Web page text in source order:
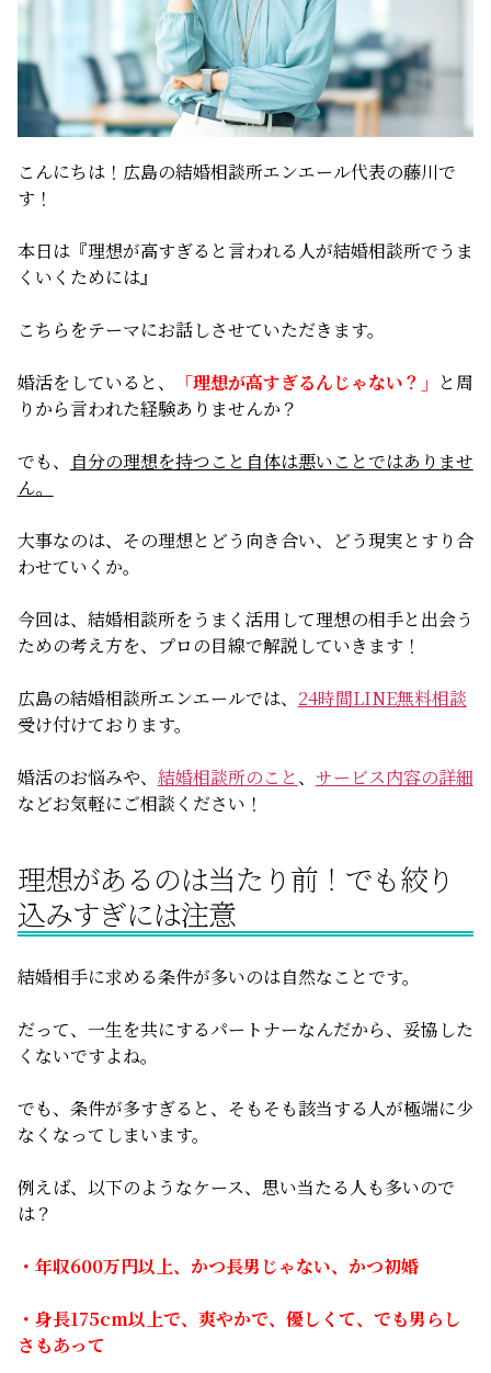
よくある質問
代表挨拶
こんにちは！広島の結婚相談所エンエール代表の藤川で
す！
本日は『理想が高すぎると言われる人が結婚相談所でうま
くいくためには』
こちらをテーマにお話しさせていただきます。
婚活をしていると、 「理想が高すぎるんじゃない？」 と周
りから言われた経験ありませんか？
でも、
自分の理想を持つこと自体は悪いことではありませ
ん。
大事なのは、その理想とどう向き合い、どう現実とすり合
わせていくか。
今回は、結婚相談所をうまく活用して理想の相手と出会う
ための考え方を、プロの目線で解説していきます！
広島の結婚相談所エンエールでは、 24時間LINE無料相談
受け付けております。
婚活のお悩みや、 結婚相談所のこと、 サービス内容の詳細
などお気軽にご相談ください！
理想があるのは当たり前！でも絞り
込みすぎには注意
結婚相手に求める条件が多いのは自然なことです。
だって、一生を共にするパートナーなんだから、妥協した
くないですよね。
でも、条件が多すぎると、そもそも該当する人が極端に少
なくなってしまいます。
例えば、以下のようなケース、思い当たる人も多いので
は？
・年収600万円以上、かつ長男じゃない、かつ初婚
・身長175cm以上で、爽やかで、優しくて、でも男らし
さもあって